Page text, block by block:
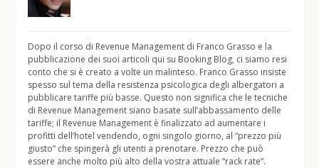
Dopo il corso di Revenue Management di Franco Grasso e la
pubblicazione dei suoi articoli qui su Booking Blog, ci siamo resi
conto che si è creato a volte un malinteso. Franco Grasso insiste
spesso sul tema della resistenza psicologica degli albergatori a
pubblicare tariffe più basse. Questo non significa che le tecniche
di Revenue Management siano basate sull’abbassamento delle
tariffe; il Revenue Management è finalizzato ad aumentare i
profitti dell’hotel vendendo, ogni singolo giorno, al “prezzo più
giusto” che spingerà gli utenti a prenotare. Prezzo che può
essere anche molto più alto della vostra attuale “rack rate”.